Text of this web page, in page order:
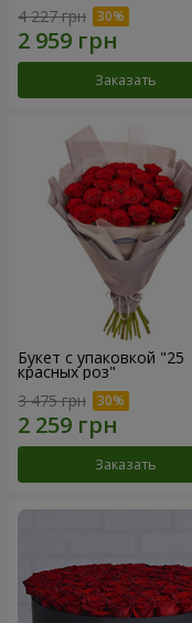
4 227 грн
Заказать
Букет с упаковкой "25
красных роз"
3 475 грн
Заказать